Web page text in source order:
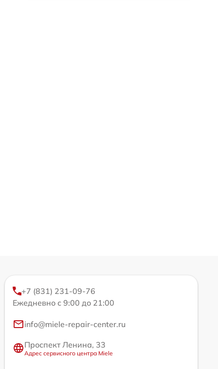
+7 (831) 231-09-76
Ежедневно с 9:00 до 21:00
info@miele-repair-center.ru
Проспект Ленина, 33
Адрес сервисного центра Miele